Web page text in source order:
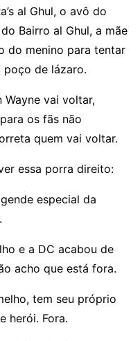
al Ghul, o avô do
Bairro al Ghul, a mãe
do menino para tentar
de lázaro.
Wayne vai voltar,
os fãs não
quem vai voltar.
essa porra direito:
especial da
e a DC acabou de
acho que está fora.
tem seu próprio
herói. Fora.